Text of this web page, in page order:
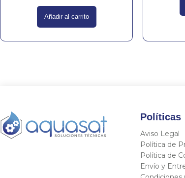
Añadir al carrito
Políticas
Aviso Legal
Política de
Política de
Envío y